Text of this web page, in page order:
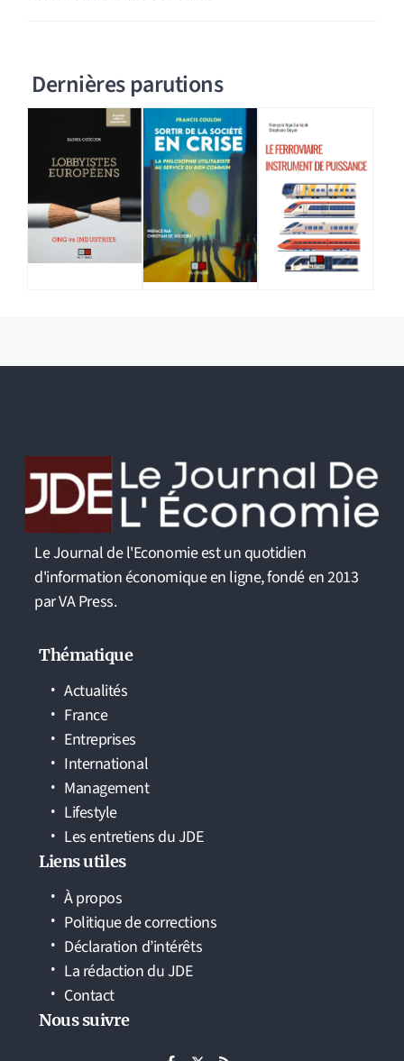
Dernières parutions
Le Journal de l'Economie est un quotidien
d'information économique en ligne, fondé en 2013
par VA Press.
Thématique
Actualités
France
Entreprises
International
Management
Lifestyle
Les entretiens du JDE
Liens utiles
À propos
Politique de corrections
Déclaration d’intérêts
La rédaction du JDE
Contact
Nous suivre